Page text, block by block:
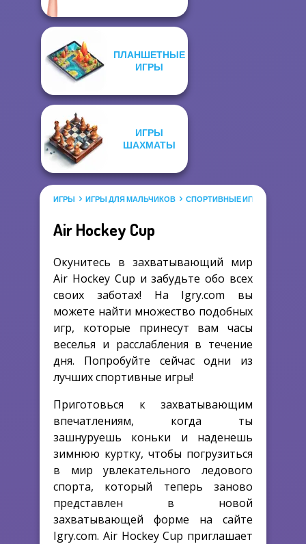
ПЛАНШЕТНЫЕ
ИГРЫ
ИГРЫ
ШАХМАТЫ
ИГРЫ ИГРЫ ДЛЯ МАЛЬЧИКОВ СПОРТИВНЫЕ ИГРЫ
Air Hockey Cup
Окунитесь в захватывающий мир
Air Hockey Cup и забудьте обо всех
своих заботах! На Igry.com вы
можете найти множество подобных
игр, которые принесут вам часы
веселья и расслабления в течение
дня. Попробуйте сейчас одни из
лучших спортивные игры!
Приготовься к захватывающим
впечатлениям, когда ты
зашнуруешь коньки и наденешь
зимнюю куртку, чтобы погрузиться
в мир увлекательного ледового
спорта, который теперь заново
представлен в новой
захватывающей форме на сайте
Igry.com. Air Hockey Cup приглашает